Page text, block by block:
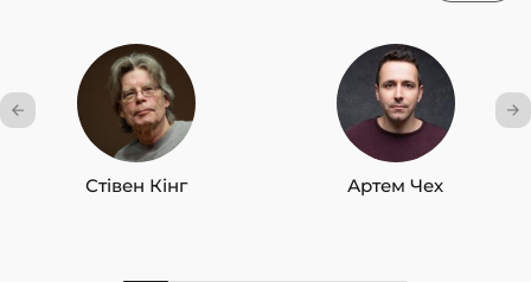
Стівен Кінг Артем Чех